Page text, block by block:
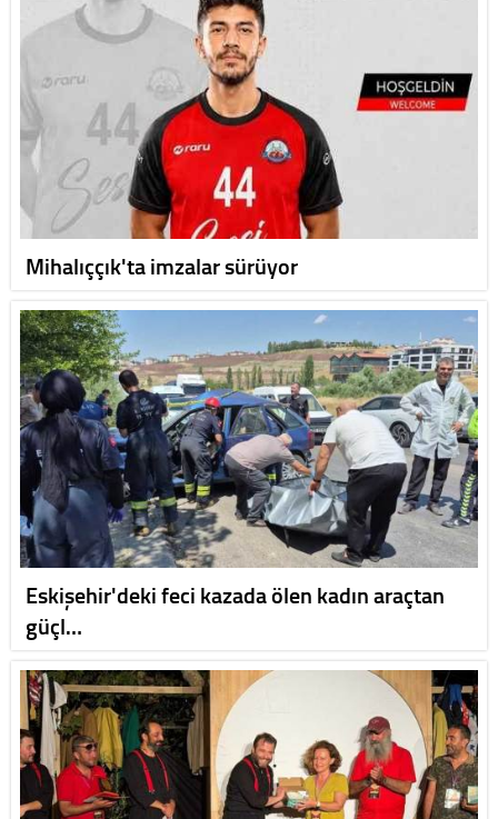
Mihalıççık'ta imzalar sürüyor
Eskişehir'deki feci kazada ölen kadın araçtan
güçl…